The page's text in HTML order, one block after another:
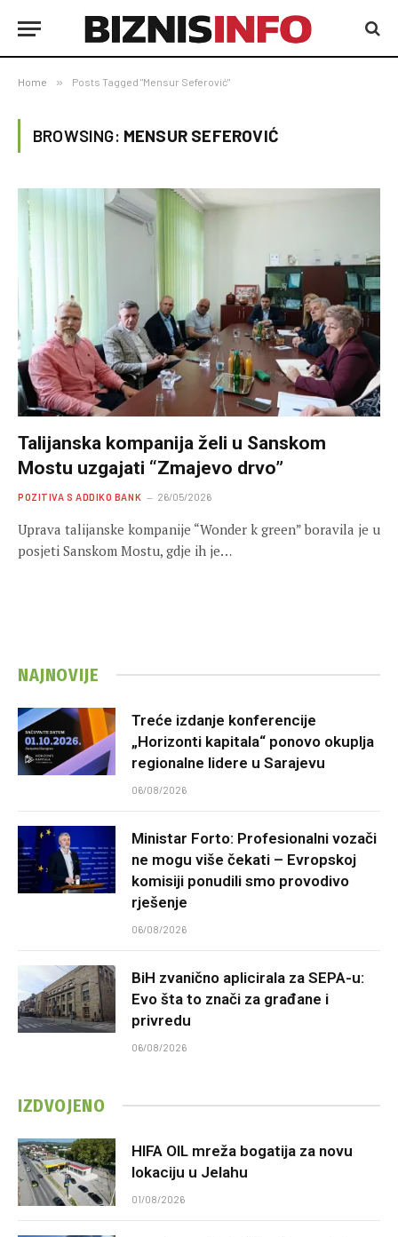
Home » Posts Tagged "Mensur Seferović"
BROWSING: MENSUR SEFEROVIĆ
Talijanska kompanija želi u Sanskom
Mostu uzgajati “Zmajevo drvo”
POZITIVA S ADDIKO BANK 26/05/2026
Uprava talijanske kompanije “Wonder k green” boravila je u
posjeti Sanskom Mostu, gdje ih je…
NAJNOVIJE
Treće izdanje konferencije
„Horizonti kapitala“ ponovo okuplja
regionalne lidere u Sarajevu
06/08/2026
Ministar Forto: Profesionalni vozači
ne mogu više čekati – Evropskoj
komisiji ponudili smo provodivo
rješenje
06/08/2026
BiH zvanično aplicirala za SEPA-u:
Evo šta to znači za građane i
privredu
06/08/2026
IZDVOJENO
HIFA OIL mreža bogatija za novu
lokaciju u Jelahu
01/08/2026